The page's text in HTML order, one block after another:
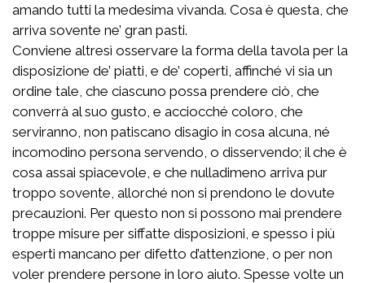
amando tutti la medesima vivanda. Cosa è questa, che
arriva sovente ne’ gran pasti.
Conviene altresì osservare la forma della tavola per la
disposizione de’ piatti, e de’ coperti, affinché vi sia un
ordine tale, che ciascuno possa prendere ciò, che
converrà al suo gusto, e acciocché coloro, che
serviranno, non patiscano disagio in cosa alcuna, né
incomodino persona servendo, o disservendo; il che è
cosa assai spiacevole, e che nulladimeno arriva pur
troppo sovente, allorché non si prendono le dovute
precauzioni. Per questo non si possono mai prendere
troppe misure per siffatte disposizioni, e spesso i più
esperti mancano per difetto d’attenzione, o per non
voler prendere persone in loro aiuto. Spesse volte un